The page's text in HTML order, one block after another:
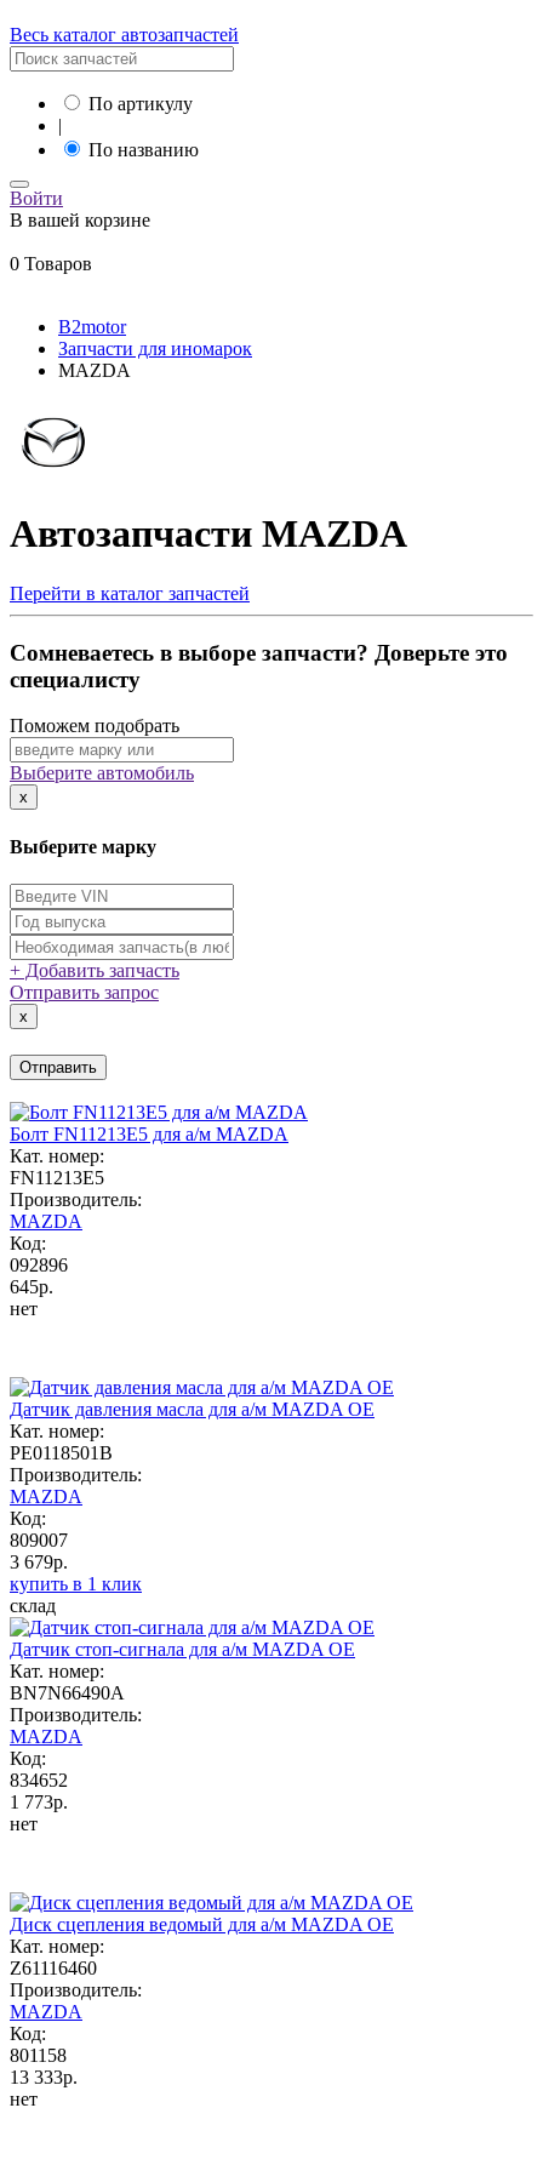
Весь каталог автозапчастей
По артикулу
|
По названию
Войти
В вашей корзине
0 Товаров
B2motor
Запчасти для иномарок
MAZDA
Автозапчасти MAZDA
Перейти в каталог запчастей
Сомневаетесь в выборе запчасти? Доверьте это
специалисту
Поможем подобрать
Выберите автомобиль
x
Выберите марку
+ Добавить запчасть
Отправить запрос
x
Отправить
Болт FN11213E5 для а/м MAZDA
Кат. номер:
FN11213E5
Производитель:
MAZDA
Код:
092896
645р.
нет
Датчик давления масла для а/м MAZDA OE
Кат. номер:
PE0118501B
Производитель:
MAZDA
Код:
809007
3 679р.
купить в 1 клик
склад
Датчик стоп-сигнала для а/м MAZDA OE
Кат. номер:
BN7N66490A
Производитель:
MAZDA
Код:
834652
1 773р.
нет
Диск сцепления ведомый для а/м MAZDA OE
Кат. номер:
Z61116460
Производитель:
MAZDA
Код:
801158
13 333р.
нет